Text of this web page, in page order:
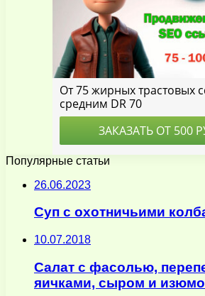
Популярные статьи
26.06.2023
Суп с охотничьими
10.07.2018
Салат с фасолью,
яичками, сыром и